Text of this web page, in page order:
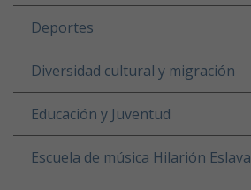
Deportes
Diversidad cultural y migración
Educación y Juventud
Escuela de música Hilarión Eslava